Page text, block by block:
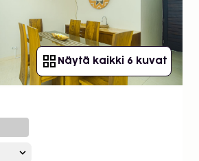
Näytä kaikki 6 kuvat